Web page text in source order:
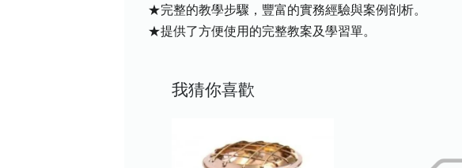
★完整的教學步驟，豐富的實務經驗與案例剖析。
★提供了方便使用的完整教案及學習單。
我猜你喜歡